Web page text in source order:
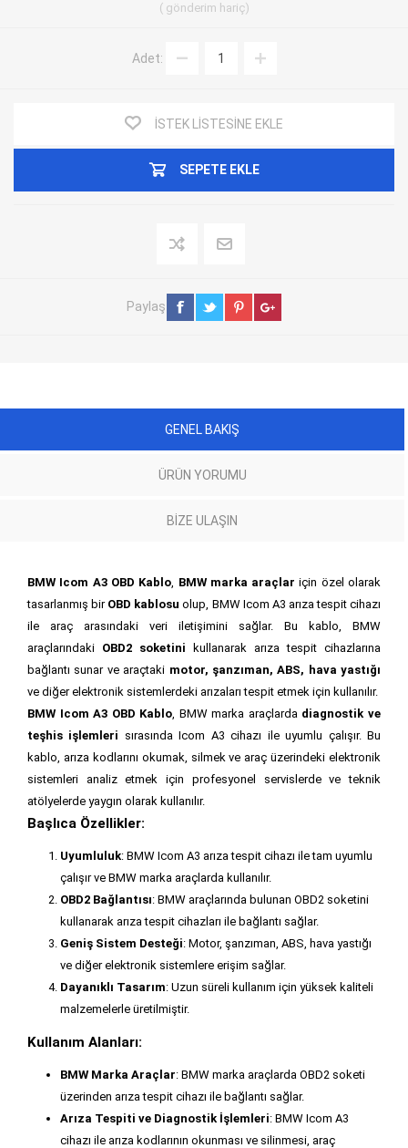
gönderim hariç
Adet:
İSTEK LISTESINE EKLE
SEPETE EKLE
Paylaş
GENEL BAKIŞ
ÜRÜN YORUMU
BIZE ULAŞIN
BMW Icom A3 OBD Kablo BMW marka araçlar için özel olarak
tasarlanmış bir OBD kablosu olup, BMW Icom A3 arıza tespit cihazı
ile araç arasındaki veri iletişimini sağlar. Bu kablo, BMW
araçlarındaki OBD2 soketini kullanarak arıza tespit cihazlarına
bağlantı sunar ve araçtaki motor, şanzıman, ABS, hava yastığı
ve diğer elektronik sistemlerdeki arızaları tespit etmek için kullanılır.
BMW Icom A3 OBD Kablo , BMW marka araçlarda diagnostik ve
teşhis işlemleri sırasında Icom A3 cihazı ile uyumlu çalışır. Bu
kablo, arıza kodlarını okumak, silmek ve araç üzerindeki elektronik
sistemleri analiz etmek için profesyonel servislerde ve teknik
atölyelerde yaygın olarak kullanılır.
Başlıca Özellikler:
Uyumluluk: BMW Icom A3 arıza tespit cihazı ile tam uyumlu
çalışır ve BMW marka araçlarda kullanılır.
OBD2 Bağlantısı: BMW araçlarında bulunan OBD2 soketini
kullanarak arıza tespit cihazları ile bağlantı sağlar.
Geniş Sistem Desteği: Motor, şanzıman, ABS, hava yastığı
ve diğer elektronik sistemlere erişim sağlar.
Dayanıklı Tasarım: Uzun süreli kullanım için yüksek kaliteli
malzemelerle üretilmiştir.
Kullanım Alanları:
BMW Marka Araçlar: BMW marka araçlarda OBD2 soketi
üzerinden arıza tespit cihazı ile bağlantı sağlar.
Arıza Tespiti ve Diagnostik İşlemleri: BMW Icom A3
cihazı ile arıza kodlarının okunması ve silinmesi, araç